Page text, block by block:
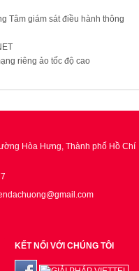
Tâm giám sát điều hành thông
riêng ảo tốc độ cao
Hòa Hưng, Thành phố Hồ Chí
KẾT NỐI VỚI CHÚNG TÔI